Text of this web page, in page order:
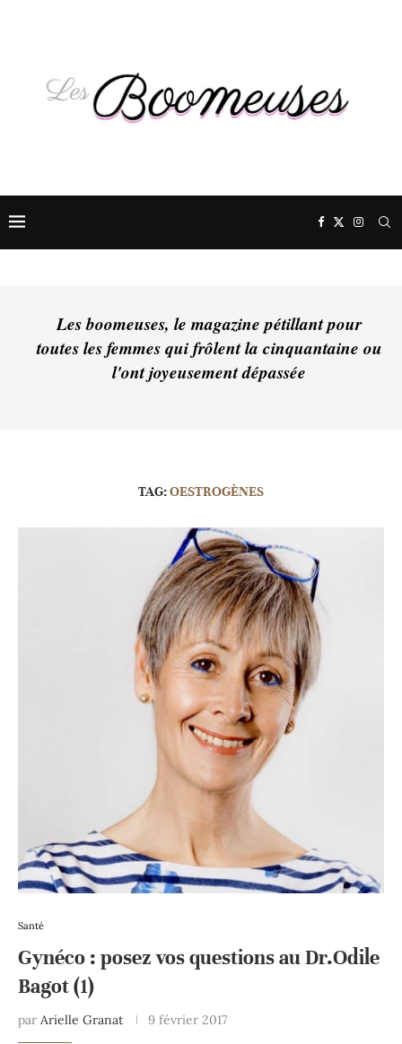
Les boomeuses, le magazine pétillant pour
toutes les femmes qui frôlent la cinquantaine ou
l'ont joyeusement dépassée
TAG:OESTROGÈNES
Santé
Gynéco : posez vos questions au Dr.Odile
Bagot (1)
par Arielle Granat 9 février 2017